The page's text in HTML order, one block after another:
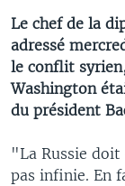
Le chef de la
adressé
le conflit
Washington
du président
"La Russie
pas infinie. En